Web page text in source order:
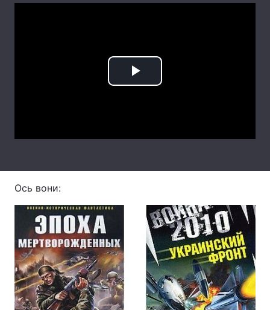
Відео з Youtube Статті
Архів
Контакти
Послуги
Play
Ось вони: